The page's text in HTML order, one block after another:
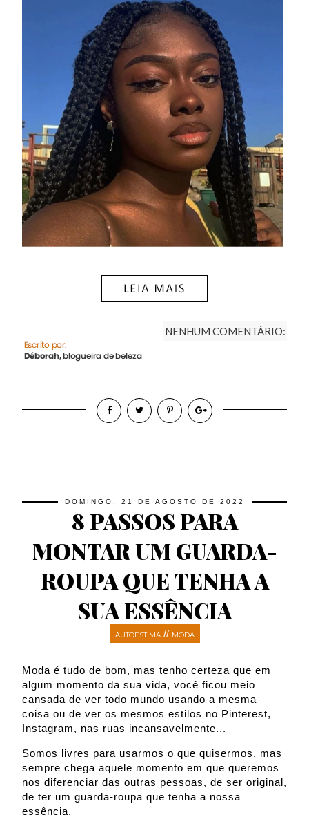
NENHUM COMENTÁRIO:
DOMINGO, 21 DE AGOSTO DE 2022
8 PASSOS PARA
MONTAR UM GUARDA-
ROUPA QUE TENHA A
SUA ESSÊNCIA
AUTOESTIMA// MODA
Moda é tudo de bom, mas tenho certeza que em
algum momento da sua vida, você ficou meio
cansada de ver todo mundo usando a mesma
coisa ou de ver os mesmos estilos no Pinterest,
Instagram, nas ruas incansavelmente...
Somos livres para usarmos o que quisermos, mas
sempre chega aquele momento em que queremos
nos diferenciar das outras pessoas, de ser original,
de ter um guarda-roupa que tenha a nossa
essência.